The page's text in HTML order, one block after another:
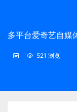
多平台爱奇艺自媒
521 浏览